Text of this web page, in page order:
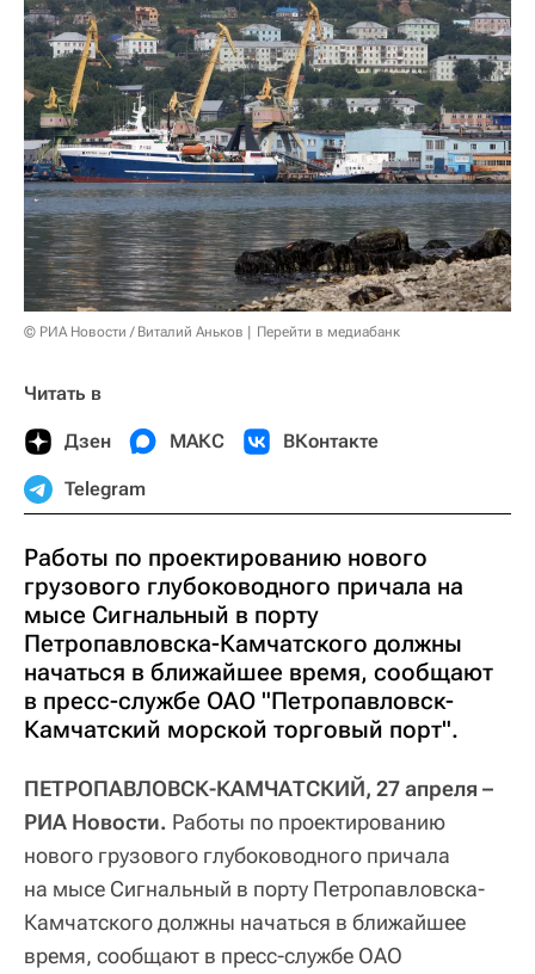
© РИА Новости / Виталий Аньков Перейти в медиабанк
Читать в
Дзен МАКС ВКонтакте
Telegram
Работы по проектированию нового
грузового глубоководного причала на
мысе Сигнальный в порту
Петропавловска-Камчатского должны
начаться в ближайшее время, сообщают
в пресс-службе ОАО "Петропавловск-
Камчатский морской торговый порт".
ПЕТРОПАВЛОВСК-КАМЧАТСКИЙ, 27 апреля –
РИА Новости. Работы по проектированию
нового грузового глубоководного причала
на мысе Сигнальный в порту Петропавловска-
Камчатского должны начаться в ближайшее
время, сообщают в пресс-службе ОАО